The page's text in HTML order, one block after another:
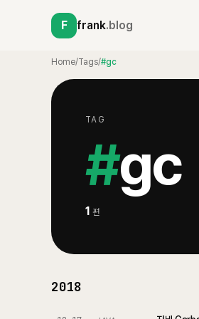
F frank.blog
Home/Tags/#gc
TAG
#gc
1 편
2018